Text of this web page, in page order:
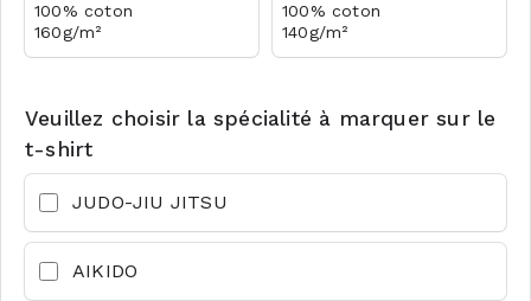
100% coton
160g/m²
Logo coeur en transfert
100% coton
140g/m²
Logo plexus modifiable
Veuillez choisir la spécialité à marquer sur le
t-shirt
JUDO-JIU JITSU
AIKIDO